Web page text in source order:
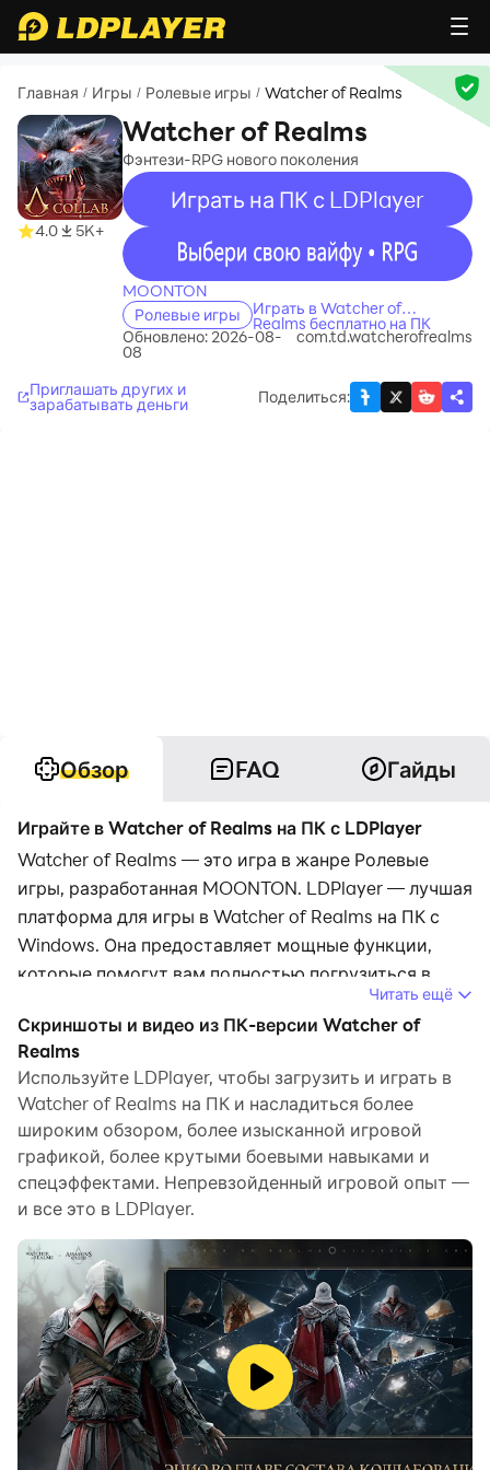
Главная / Игры / Ролевые игры / Watcher of Realms
4.0 5K+
Watcher of Realms
Фэнтези-RPG нового поколения
Играть на ПК с LDPlayer
recommend
MOONTON
Ролевые игры
Играть в Watcher of
Realms бесплатно на ПК
Обновлено: 2026-08-
08
com.td.watcherofrealms
Приглашать других и
зарабатывать деньги Поделиться:
Обзор FAQ Гайды
Играйте в Watcher of Realms на ПК с LDPlayer
Watcher of Realms — это игра в жанре Ролевые
игры, разработанная MOONTON. LDPlayer — лучшая
платформа для игры в Watcher of Realms на ПК с
Windows. Она предоставляет мощные функции,
которые помогут вам полностью погрузиться в
Когда вы играете в Watcher of Realms на
компьютере, будучи новичком и желающим
запустить новую учетную запись, функции
многооконности и синхронизатора очень полезны
для первого реролла. Вы можете использовать их
для копирования нескольких эмуляторов и запуска
процесса синхронизации. Привяжите свой аккаунт,
пока не нарисуете любимого героя.
Кроме того, запись действий — отличный вариант
для игр, требующих повышения уровня и
выполнения заданий! Запустите синхронизатор и
запишите свои действия, а затем повторите
действия главного экземпляра в реальном времени.
Сделав это, вы можете одновременно запустить 2
или более учетных записи. Вы всегда можете
Читать ещё
Скриншоты и видео из ПК-версии Watcher of
Realms
Используйте LDPlayer, чтобы загрузить и играть в
Watcher of Realms на ПК и насладиться более
широким обзором, более изысканной игровой
графикой, более крутыми боевыми навыками и
спецэффектами. Непревзойденный игровой опыт —
и все это в LDPlayer.